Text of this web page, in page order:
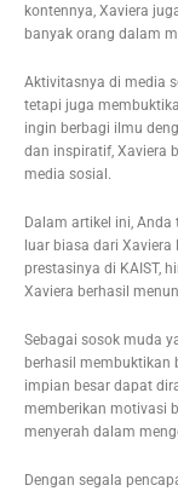
kontennya, Xaviera
banyak orang dalam
Aktivitasnya di media
tetapi juga
ingin berbagi ilmu
dan inspiratif, Xaviera
media sosial.
Dalam artikel ini,
luar biasa dari Xaviera
prestasinya di KAIST,
Xaviera berhasil
Sebagai sosok muda
berhasil membuktikan
impian besar dapat
memberikan motivasi
menyerah dalam
Dengan segala